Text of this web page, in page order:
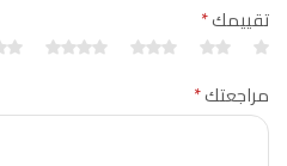
تقييمك*
مراجعتك*